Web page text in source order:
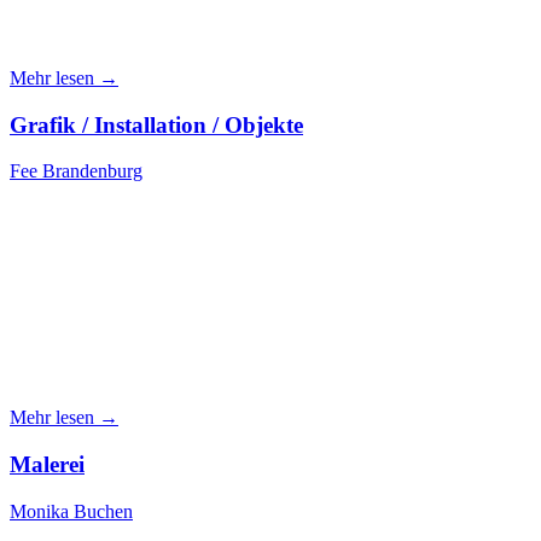
Mehr lesen →
Grafik / Installation / Objekte
Fee Brandenburg
Mehr lesen →
Malerei
Monika Buchen